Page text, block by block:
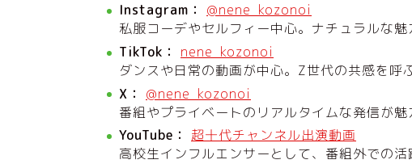
Instagram：
@nene_kozonoi
私服コーデやセルフィー中心。ナチュラルな魅
TikTok：
nene_kozonoi
ダンスや日常の動画が中心。Z世代の共感を呼
X：
@nene_kozonoi
番組やプライベートのリアルタイムな発信が魅
YouTube：
超十代チャンネル出演動画
高校生インフルエンサーとして、番組外での活